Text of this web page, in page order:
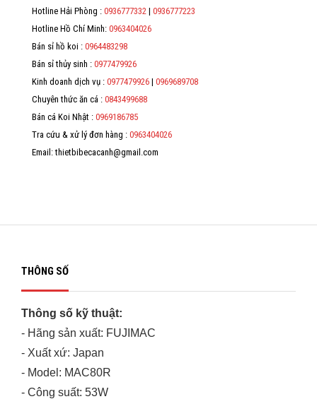
Hotline Hải Phòng : 0936777332 | 0936777223
Hotline Hồ Chí Minh: 0963404026
Bán sỉ hồ koi : 0964483298
Bán sỉ thủy sinh : 0977479926
Kinh doanh dịch vụ : 0977479926 | 0969689708
Chuyên thức ăn cá : 0843499688
Bán cá Koi Nhật : 0969186785
Tra cứu & xử lý đơn hàng : 0963404026
Email: thietbibecacanh@gmail.com
THÔNG SỐ
Thông số kỹ thuật:
- Hãng sản xuất: FUJIMAC
- Xuất xứ: Japan
- Model: MAC80R
- Công suất: 53W